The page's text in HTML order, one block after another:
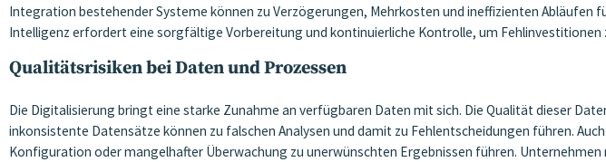
Integration bestehender Systeme können zu Verzögerungen, Mehrkosten und ineffizienten Abläufen
Intelligenz erfordert eine sorgfältige Vorbereitung und kontinuierliche Kontrolle, um Fehlinvestitionen
Qualitätsrisiken bei Daten und Prozessen
Die Digitalisierung bringt eine starke Zunahme an verfügbaren Daten mit sich. Die Qualität dieser
inkonsistente Datensätze können zu falschen Analysen und damit zu Fehlentscheidungen führen.
Konfiguration oder mangelhafter Überwachung zu unerwünschten Ergebnissen führen.